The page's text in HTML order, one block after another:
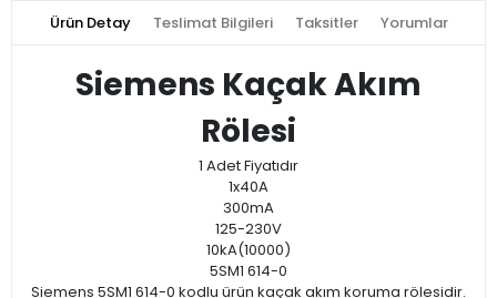
Ürün Detay Teslimat Bilgileri Taksitler Yorumlar
Siemens Kaçak Akım
Rölesi
1 Adet Fiyatıdır
1x40A
300mA
125-230V
10kA(10000)
5SM1 614-0
Siemens 5SM1 614-0 kodlu ürün kaçak akım koruma rölesidir.